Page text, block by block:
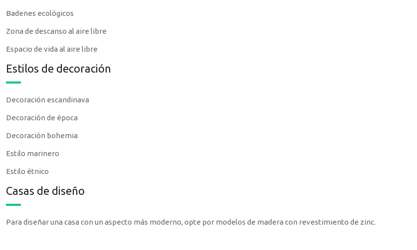
Badenes ecológicos
Zona de descanso al aire libre
Espacio de vida al aire libre
Estilos de decoración
Decoración escandinava
Decoración de época
Decoración bohemia
Estilo marinero
Estilo étnico
Casas de diseño
Para diseñar una casa con un aspecto más moderno, opte por modelos de madera con revestimiento de zinc.